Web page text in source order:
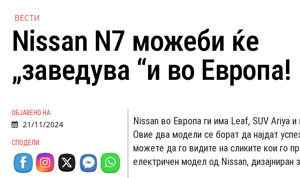
ВЕСТИ
Nissan N7 можеби ќе
„заведува “и во Европа!
ОБЈАВЕНО НА:
21/11/2024
СПОДЕЛИ:
Nissan во Европа ги има Leaf, SUV Ariya
Овие два модели се борат да најдат
можете да го видите на сликите кои го
електричен модел од Nissan, дизајниран